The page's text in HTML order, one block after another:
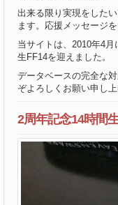
出来る限り実現をした
ます。応援メッセージ
当サイトは、2010年4
生FF14を迎えました。
データベースの完全な
ぞよろしくお願い申し上
2周年記念14時間